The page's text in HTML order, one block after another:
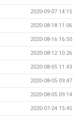
2020-09-07 14:15
2020-08-18 11:06
2020-08-16 16:50
2020-08-12 10:26
2020-08-05 11:43
2020-08-05 09:47
2020-08-05 09:14
2020-07-24 15:45